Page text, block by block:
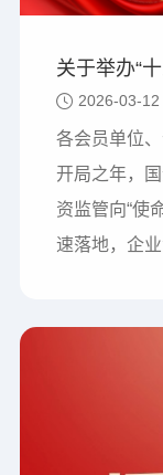
2026-03-12
各会员单位、个人会员：
开局之年，
资监管向“使
速落地，企业